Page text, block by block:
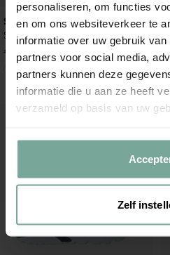
personaliseren, om functies
en om ons websiteverkeer te
informatie over uw gebruik
partners voor social media,
partners kunnen deze
informatie die u aan ze heeft
verzameld op basis van uw
Zelf
Skechers Uno Gen 1
Sneakers
€ 99